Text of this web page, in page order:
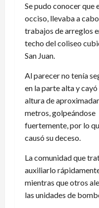
Se pudo conocer que
occiso, llevaba a
trabajos de arreglos
techo del coliseo
San Juan.
Al parecer no tenía
en la parte alta y cayó
altura de
metros, golpeándose
fuertemente, por lo
causó su deceso.
La comunidad que
auxiliarlo
mientras que otros
las unidades de